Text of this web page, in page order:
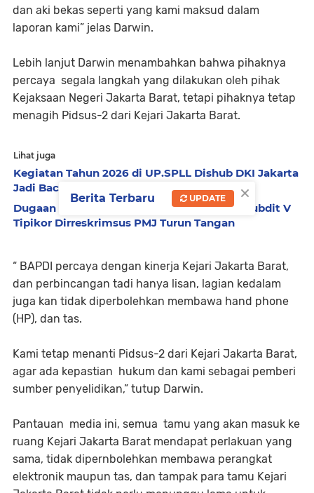
dan aki bekas seperti yang kami maksud dalam
laporan kami” jelas Darwin.
Lebih lanjut Darwin menambahkan bahwa pihaknya
percaya segala langkah yang dilakukan oleh pihak
Kejaksaan Negeri Jakarta Barat, tetapi pihaknya tetap
menagih Pidsus-2 dari Kejari Jakarta Barat.
Lihat juga
Kegiatan Tahun 2026 di UP.SPLL Dishub DKI Jakarta
Jadi Bacaan
Dugaan KKN di Sudin BM Jaksel : Diminta Subdit V
Tipikor Dirreskrimsus PMJ Turun Tangan
“ BAPDI percaya dengan kinerja Kejari Jakarta Barat,
dan perbincangan tadi hanya lisan, lagian kedalam
juga kan tidak diperbolehkan membawa hand phone
(HP), dan tas.
Kami tetap menanti Pidsus-2 dari Kejari Jakarta Barat,
agar ada kepastian hukum dan kami sebagai pemberi
sumber penyelidikan,” tutup Darwin.
Pantauan media ini, semua tamu yang akan masuk ke
ruang Kejari Jakarta Barat mendapat perlakuan yang
sama, tidak dipernbolehkan membawa perangkat
elektronik maupun tas, dan tampak para tamu Kejari
×
Berita Terbaru UPDATE